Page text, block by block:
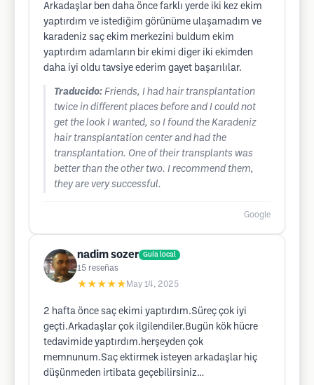
Arkadaşlar ben daha önce farklı yerde iki kez ekim
yaptırdım ve istediğim görünüme ulaşamadım ve
karadeniz saç ekim merkezini buldum ekim
yaptırdım adamların bir ekimi diger iki ekimden
daha iyi oldu tavsiye ederim gayet başarılılar.
Traducido: Friends, I had hair transplantation
twice in different places before and I could not
get the look I wanted, so I found the Karadeniz
hair transplantation center and had the
transplantation. One of their transplants was
better than the other two. I recommend them,
they are very successful.
Google
nadim sozer Guía local
15 reseñas
★★★★★ May 14, 2025
2 hafta önce saç ekimi yaptırdım.Süreç çok iyi
geçti.Arkadaşlar çok ilgilendiler.Bugün kök hücre
tedavimide yaptırdım.herşeyden çok
memnunum.Saç ektirmek isteyen arkadaşlar hiç
düşünmeden irtibata geçebilirsiniz…